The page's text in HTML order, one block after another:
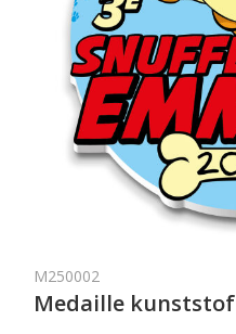
M250002
Medaille kunststof